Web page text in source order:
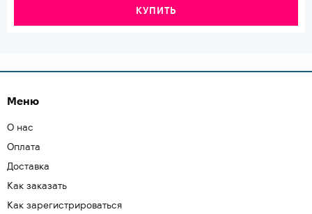
КУПИТЬ
Меню
О нас
Оплата
Доставка
Как заказать
Как зарегистрироваться